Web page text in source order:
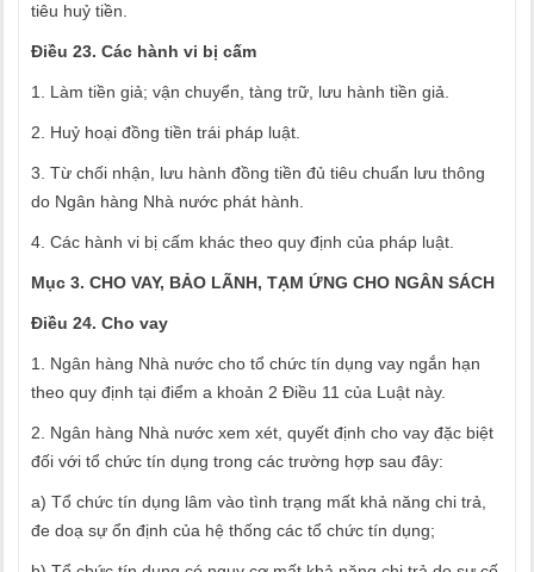
tiêu huỷ tiền.
Điều 23. Các hành vi bị cấm
1. Làm tiền giả; vận chuyển, tàng trữ, lưu hành tiền giả.
2. Huỷ hoại đồng tiền trái pháp luật.
3. Từ chối nhận, lưu hành đồng tiền đủ tiêu chuẩn lưu thông
do Ngân hàng Nhà nước phát hành.
4. Các hành vi bị cấm khác theo quy định của pháp luật.
Mục 3. CHO VAY, BẢO LÃNH, TẠM ỨNG CHO NGÂN SÁCH
Điều 24. Cho vay
1. Ngân hàng Nhà nước cho tổ chức tín dụng vay ngắn hạn
theo quy định tại điểm a khoản 2 Điều 11 của Luật này.
2. Ngân hàng Nhà nước xem xét, quyết định cho vay đặc biệt
đối với tổ chức tín dụng trong các trường hợp sau đây:
a) Tổ chức tín dụng lâm vào tình trạng mất khả năng chi trả,
đe doạ sự ổn định của hệ thống các tổ chức tín dụng;